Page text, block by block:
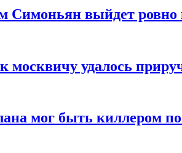
Симоньян выйдет
удалось
мог быть киллером